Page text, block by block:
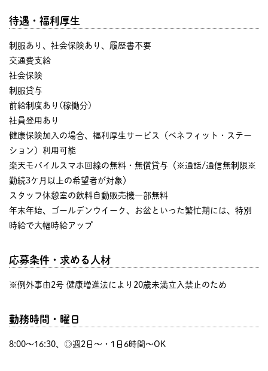
待遇・福利厚生
制服あり、社会保険あり、履歴書不要
交通費支給
社会保険
制服貸与
前給制度あり(稼働分)
社員登用あり
健康保険加入の場合、福利厚生サービス（ベネフィット・ステー
ション）利用可能
楽天モバイルスマホ回線の無料・無償貸与（※通話/通信無制限※
勤続3ケ月以上の希望者が対象）
スタッフ休憩室の飲料自動販売機一部無料
年末年始、ゴールデンウイーク、お盆といった繁忙期には、特別
時給で大幅時給アップ
応募条件・求める人材
※例外事由2号 健康増進法により20歳未満立入禁止のため
勤務時間・曜日
8:00〜16:30、◎週2日～・1日6時間～OK